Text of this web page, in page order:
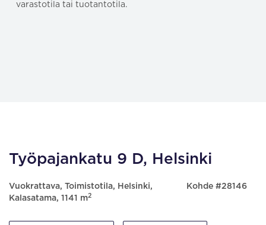
varastotila tai tuotantotila.
Työpajankatu 9 D, Helsinki
Vuokrattava, Toimistotila, Helsinki,
Kalasatama, 1141 m2
Kohde #28146